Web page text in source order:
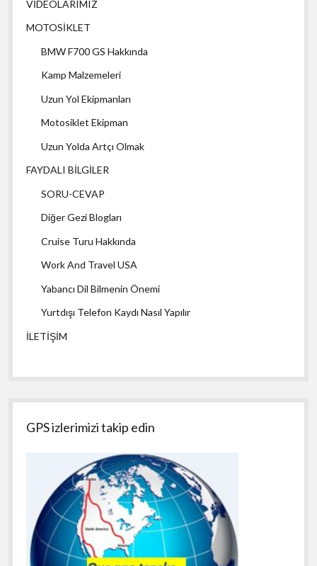
VİDEOLARIMIZ
MOTOSİKLET
BMW F700 GS Hakkında
Kamp Malzemeleri
Uzun Yol Ekipmanları
Motosiklet Ekipman
Uzun Yolda Artçı Olmak
FAYDALI BİLGİLER
SORU-CEVAP
Diğer Gezi Blogları
Cruise Turu Hakkında
Work And Travel USA
Yabancı Dil Bilmenin Önemi
Yurtdışı Telefon Kaydı Nasıl Yapılır
İLETİŞİM
GPS izlerimizi takip edin